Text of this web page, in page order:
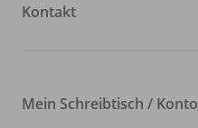
Kontakt
Mein Schreibtisch / Konto